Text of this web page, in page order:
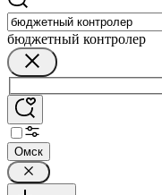
бюджетный контролер
Омск